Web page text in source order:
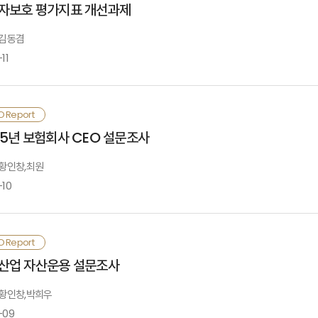
방안을 검토할 필요가 있음.
기적으로는 지수형 보험과 토큰화 자산 정산 등의 영역에서 시범사업을 통한 탐
정책적 차원에서는 스테이블코인의 법적 지위 명확화, 보험업법상 허용 범위
털자산 생태계는 기술·운영·거버넌스 역량이 종합적으로 요구되는 영역이므
적 역량과 내부 전문성을 단계적으로 축적해 나가야 할 것임
Ⅳ. 스테이블코인 기반 보험서비스 해외 사례
가 강화되고 있음. 특히 상법 개정으로 이사의 충실의무 대상이 ‘회사 및 주주
단순한 운영 문제가 아니라 이사회 차원의 감독 책임으로 귀속되는 경향이
한 환경 변화는 임원배상책임보험(D&O 보험)의 역할을 재정의하고 있음.
환경에서 합리적인 경영판단을 뒷받침하는 핵심 리스크관리 장치로 기능하고
험분담과 책임 유인의 균형이 중요한 정책과제로 제기되고 있음
하고 있음
기업 리스크의 복합화와 경영진 책임의 확대는 임원배상책임보험을 선
위치시키고 있으며, 이에 상응하는 상품 고도화와 정책적 정비가 요구되는 상황임
Ⅰ. 검토배경
Ⅱ. 기업 경영환경 변화와 리스크
Ⅲ. 임원배상책임보험 시장 운영실태
Ⅳ. 시장전망과 주요과제
보호 평가지표 개선과제
동겸
산업의 평가지표 공시는 소비자보호와 시장 투명성 제고를 위한 핵심 수단이
있음. 공시 항목이 과도하고 복잡하여 소비자가 핵심 정보를 파악하기 어렵고 판
이 불명확하여 정보의 유용성이 떨어지며, 일부 지표는 과정 중심에 치우쳐 소
지표인 ‘불완전판매비율’은 제도 도입 초기에는 정책 성과를 보여주는 역할을
러 부정적 표현은 소비자의 태도 형성과 판단에 부정적인 영향을 미치고 제도의
자 측면에서도 제도의 실효성은 높지 않음. 판매자 정보 확인 제도의 인지도는
하는 비율도 제한적이며, 판매자 동의 수준에 따라 신뢰 관련 정보 접근이 어
Ⅰ. 검토배경
Ⅱ. 평가지표 공시 변화 과정
Ⅲ. 평가지표의 유용성과 적정성
Ⅳ. 개선방향
Report
보험회사 CEO 설문조사
인창,최원
로 6회차를 맞이한 보험회사 CEO 설문조사는 경제환경 전망, 경영지표 예상,
취하고자 실시하였음. 이번 설문조사에는 총 36명의 보험회사 CEO가 참여하고,
년 보험회사 CEO 설문조사 결과를 요약하면 다음과 같음. 보험회사 CEO
을 유지하거나 소폭 하락할 것으로 전망함. 2025년 수익성 저하에 대한 우려
Ⅰ. 설문조사 개요
Report
업 자산운용 설문조사
인창,박희우